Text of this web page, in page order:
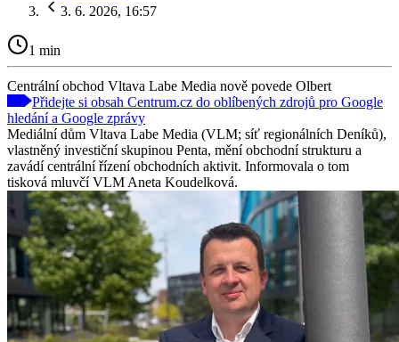
3. 6. 2026, 16:57
1 min
Centrální obchod Vltava Labe Media nově povede Olbert
Přidejte si obsah Centrum.cz do oblíbených zdrojů pro Google
hledání a Google zprávy
Mediální dům Vltava Labe Media (VLM; síť regionálních Deníků),
vlastněný investiční skupinou Penta, mění obchodní strukturu a
zavádí centrální řízení obchodních aktivit. Informovala o tom
tisková mluvčí VLM Aneta Koudelková.